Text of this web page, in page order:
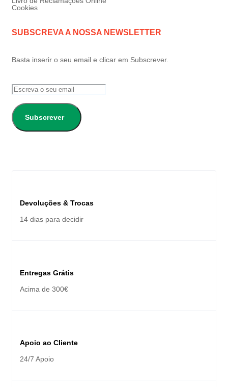
Cookies
SUBSCREVA A NOSSA NEWSLETTER
Basta inserir o seu email e clicar em Subscrever.
Subscrever
Devoluções & Trocas
14 dias para decidir
Entregas Grátis
Acima de 300€
Apoio ao Cliente
24/7 Apoio